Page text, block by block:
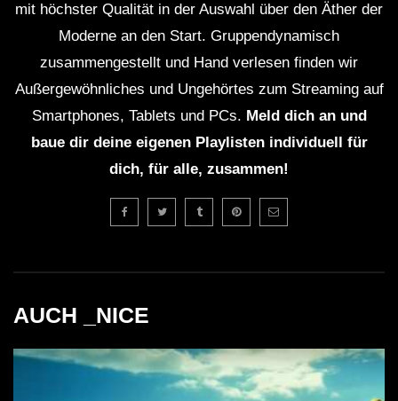
mit höchster Qualität in der Auswahl über den Äther der
Moderne an den Start. Gruppendynamisch
zusammengestellt und Hand verlesen finden wir
Außergewöhnliches und Ungehörtes zum Streaming auf
Smartphones, Tablets und PCs. Meld dich an und
baue dir deine eigenen Playlisten individuell für
dich, für alle, zusammen!
AUCH _NICE